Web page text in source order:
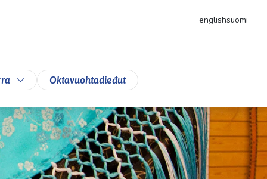
englishsuomi
Toggle Dropdown
Oktavuohtadieđut